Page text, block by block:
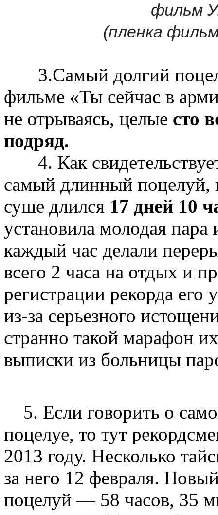
фильм
(пленка
3.Самый долгий
фильме «Ты сейчас в
не отрываясь, целые сто
подряд.
4. Как
самый длинный поцелуй,
суше длился 17 дней 10
установила молодая
каждый час делали
всего 2 часа на отдых и
регистрации рекорда его
из-за серьезного
странно такой марафон
выписки из больницы
5. Если говорить о
поцелуе, то тут
2013 году. Несколько
за него 12 февраля.
поцелуй — 58 часов, 35